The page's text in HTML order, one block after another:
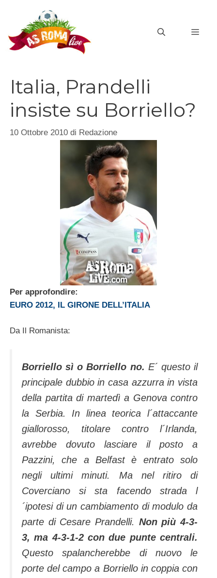
contenuto
Italia, Prandelli
insiste su Borriello?
10 Ottobre 2010 di Redazione
Per approfondire:
EURO 2012, IL GIRONE DELL’ITALIA
Da Il Romanista:
Borriello sì o Borriello no. E´ questo il
principale dubbio in casa azzurra in vista
della partita di martedì a Genova contro
la Serbia. In linea teorica l´attaccante
giallorosso, titolare contro l´Irlanda,
avrebbe dovuto lasciare il posto a
Pazzini, che a Belfast è entrato solo
negli ultimi minuti. Ma nel ritiro di
Coverciano si sta facendo strada l
´ipotesi di un cambiamento di modulo da
parte di Cesare Prandelli. Non più 4-3-
3, ma 4-3-1-2 con due punte centrali.
Questo spalancherebbe di nuovo le
porte del campo a Borriello in coppia con